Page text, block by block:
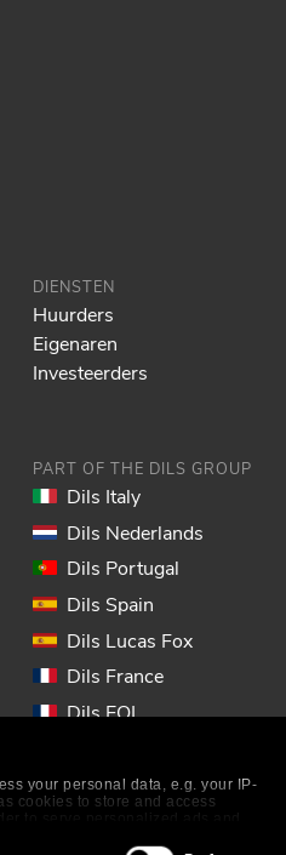
your personal data, e.g. your IP-
cookies to store and access
DIENSTEN
Huurders
Eigenaren
Investeerders
PART OF THE DILS GROUP
Dils Italy
Dils Nederlands
Dils Portugal
Dils Spain
Dils Lucas Fox
Dils France
Dils EOL